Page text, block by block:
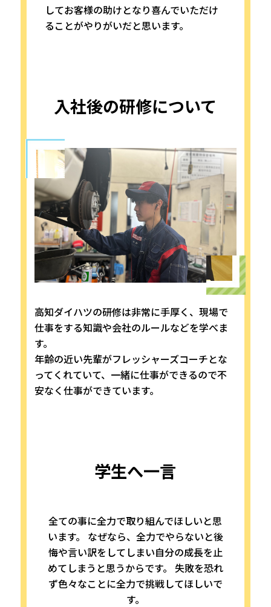
してお客様の助けとなり喜んでいただけ
ることがやりがいだと思います。
入社後の研修について
高知ダイハツの研修は非常に手厚く、現場で
仕事をする知識や会社のルールなどを学べま
す。
年齢の近い先輩がフレッシャーズコーチとな
ってくれていて、一緒に仕事ができるので不
安なく仕事ができています。
学生へ一言
全ての事に全力で取り組んでほしいと思
います。 なぜなら、全力でやらないと後
悔や言い訳をしてしまい自分の成長を止
めてしまうと思うからです。 失敗を恐れ
ず色々なことに全力で挑戦してほしいで
す。